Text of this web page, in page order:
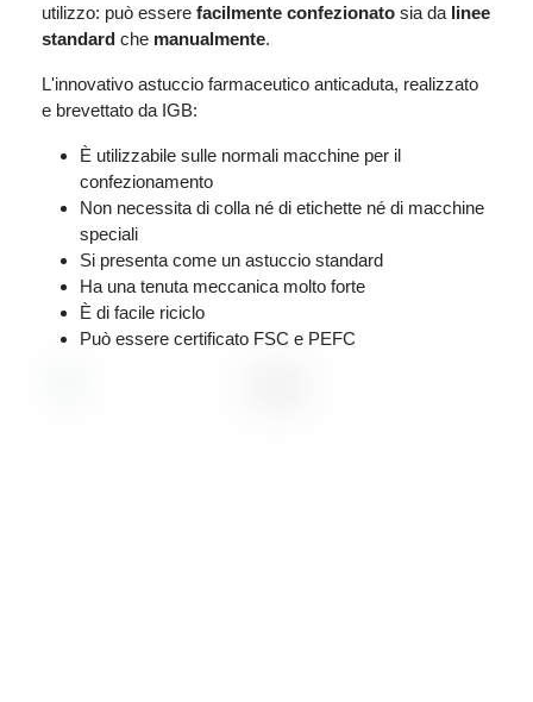
utilizzo: può essere facilmente confezionato sia da linee
standard che manualmente.
L'innovativo astuccio farmaceutico anticaduta, realizzato
e brevettato da IGB:
È utilizzabile sulle normali macchine per il
confezionamento
Non necessita di colla né di etichette né di macchine
speciali
Si presenta come un astuccio standard
Ha una tenuta meccanica molto forte
È di facile riciclo
Può essere certificato FSC e PEFC